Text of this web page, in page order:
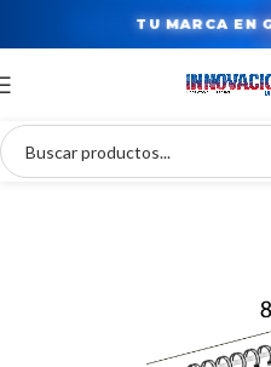
TU MARCA EN